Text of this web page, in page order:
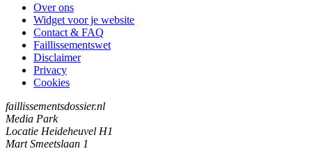
Over ons
Widget voor je website
Contact & FAQ
Faillissementswet
Disclaimer
Privacy
Cookies
faillissementsdossier.nl
Media Park
Locatie Heideheuvel H1
Mart Smeetslaan 1